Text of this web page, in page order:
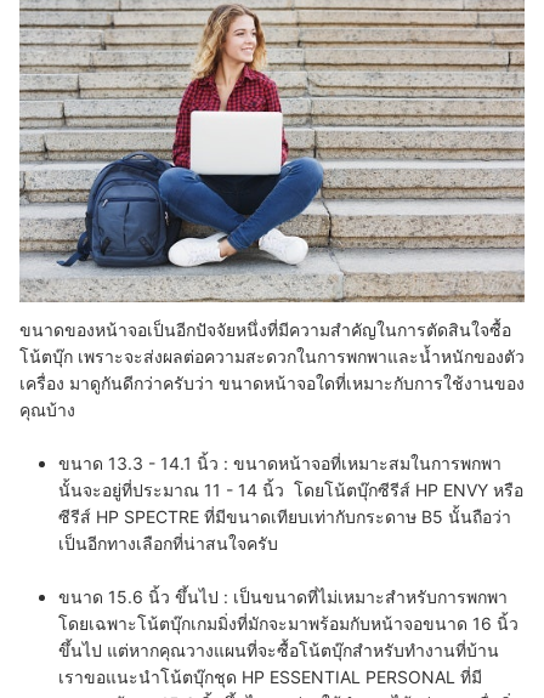
ขนาดของหน้าจอเป็นอีกปัจจัยหนึ่งที่มีความสำคัญในการตัดสินใจซื้อ
โน้ตบุ๊ก เพราะจะส่งผลต่อความสะดวกในการพกพาและน้ำหนักของตัว
เครื่อง มาดูกันดีกว่าครับว่า ขนาดหน้าจอใดที่เหมาะกับการใช้งานของ
คุณบ้าง
ขนาด 13.3 - 14.1 นิ้ว : ขนาดหน้าจอที่เหมาะสมในการพกพา
นั้นจะอยู่ที่ประมาณ 11 - 14 นิ้ว โดยโน้ตบุ๊กซีรีส์ HP ENVY หรือ
ซีรีส์ HP SPECTRE ที่มีขนาดเทียบเท่ากับกระดาษ B5 นั้นถือว่า
เป็นอีกทางเลือกที่น่าสนใจครับ
ขนาด 15.6 นิ้ว ขึ้นไป : เป็นขนาดที่ไม่เหมาะสำหรับการพกพา
โดยเฉพาะโน้ตบุ๊กเกมมิ่งที่มักจะมาพร้อมกับหน้าจอขนาด 16 นิ้ว
ขึ้นไป แต่หากคุณวางแผนที่จะซื้อโน้ตบุ๊กสำหรับทำงานที่บ้าน
เราขอแนะนำโน้ตบุ๊กชุด HP ESSENTIAL PERSONAL ที่มี